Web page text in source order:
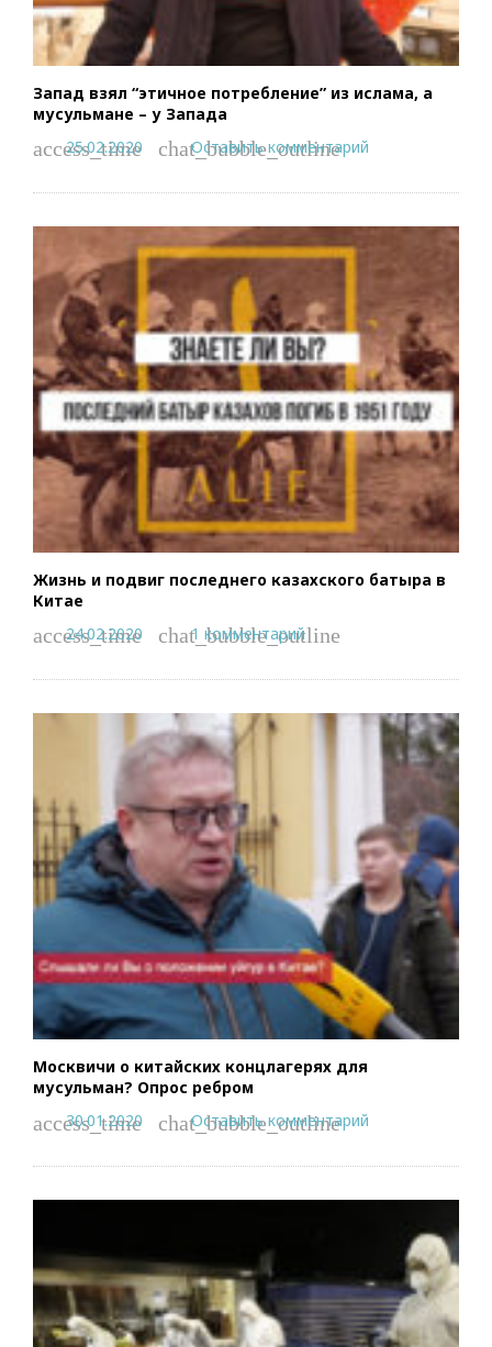
Запад взял “этичное потребление” из ислама, а
мусульмане – у Запада
access_time
25.02.2020 chat_bubble_outline
Оставить комментарий
Жизнь и подвиг последнего казахского батыра в
Китае
access_time
24.02.2020 chat_bubble_outline
1 комментарий
Москвичи о китайских концлагерях для
мусульман? Опрос ребром
access_time
30.01.2020 chat_bubble_outline
Оставить комментарий